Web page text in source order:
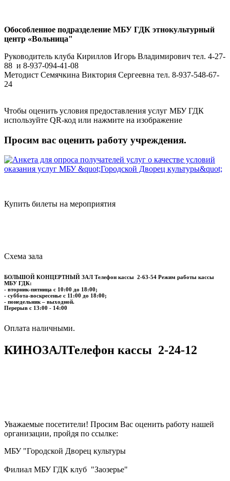
Обособленное подразделение МБУ ГДК этнокультурный
центр «Вольница"
Руководитель клуба Кириллов Игорь Владимирович тел. 4-27-
88 и 8-937-094-41-08
Методист Семячкина Виктория Сергеевна тел. 8-937-548-67-
24
Чтобы оценить условия предоставления услуг МБУ ГДК
используйте QR-код или нажмите на изображение
Просим вас оценить работу учреждения.
Купить билеты на мероприятия
Схема зала
БОЛЬШОЙ КОНЦЕРТНЫЙ ЗАЛ Телефон кассы 2-63-54 Режим работы кассы
МБУ ГДК:
- вторник-пятница с 10:00 до 18:00;
- суббота-воскресенье с 11:00 до 18:00;
- понедельник – выходной.
Перерыв с 13:00 - 14:00
​​​​​​​Оплата наличными.
КИНОЗАЛТелефон кассы 2-24-12
Уважаемые посетители! Просим Вас оценить работу нашей
организации, пройдя по ссылке:
МБУ "Городской Дворец культуры
Филиал МБУ ГДК клуб "Заозерье"